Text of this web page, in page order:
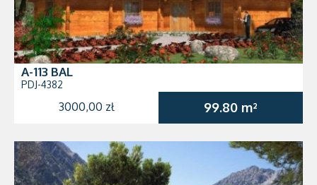
A-113 BAL
PDJ-4382
3000,00 zł 99.80 m²